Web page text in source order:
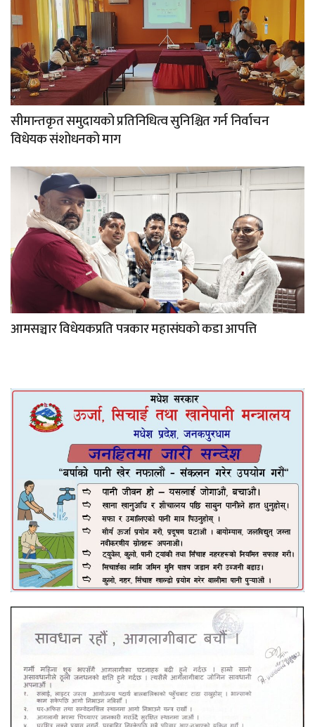
सीमान्तकृत समुदायको प्रतिनिधित्व सुनिश्चित गर्न निर्वाचन
विधेयक संशोधनको माग
आमसञ्चार विधेयकप्रति पत्रकार महासंघको कडा आपत्ति